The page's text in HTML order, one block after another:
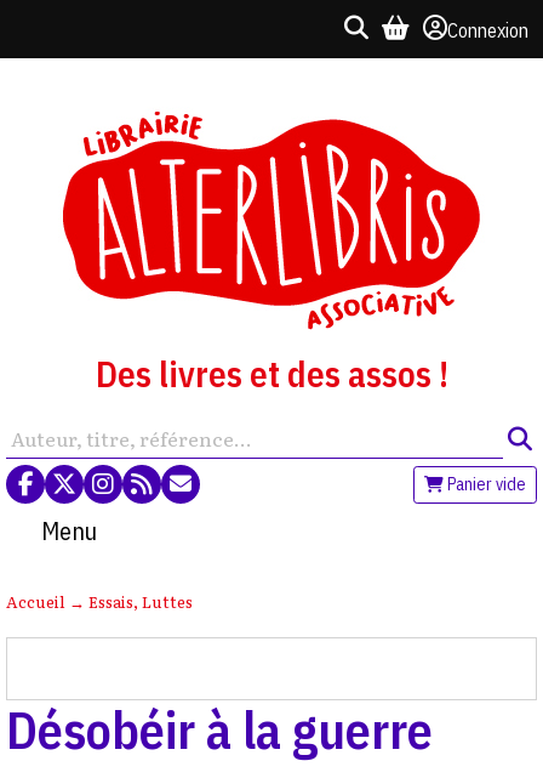
Connexion
Des livres et des assos !
Panier vide
Menu
Accueil → Essais, Luttes
Désobéir à la guerre